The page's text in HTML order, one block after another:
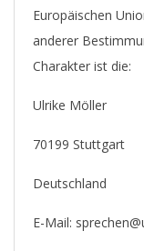
Europäischen
anderer
Charakter ist die:
Ulrike Möller
70199 Stuttgart
Deutschland
E-Mail: